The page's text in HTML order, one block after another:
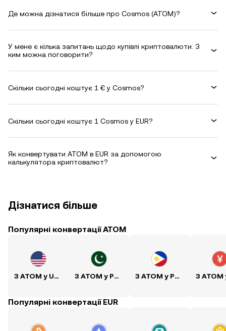
Де можна дізнатися більше про Cosmos (ATOM)?
У мене є кілька запитань щодо купівлі криптовалюти. З
ким можна поговорити?
Скільки сьогодні коштує 1 € у Cosmos?
Скільки сьогодні коштує 1 Cosmos у EUR?
Як конвертувати ATOM в EUR за допомогою
калькулятора криптовалют?
Дізнатися більше
Популярні конвертації ATOM
З ATOM у USD З ATOM у PKR З ATOM у PHP
Популярні конвертації EUR